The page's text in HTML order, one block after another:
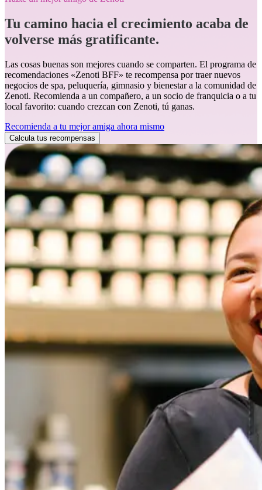
Tu camino hacia el crecimiento acaba de
volverse más gratificante.
Las cosas buenas son mejores cuando se comparten. El programa de
recomendaciones «Zenoti BFF» te recompensa por traer nuevos
negocios de spa, peluquería, gimnasio y bienestar a la comunidad de
Zenoti. Recomienda a un compañero, a un socio de franquicia o a tu
local favorito: cuando crezcan con Zenoti, tú ganas.
Recomienda a tu mejor amiga ahora mismo
Calcula tus recompensas